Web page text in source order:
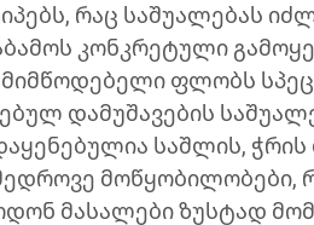
რაც საშუალებას
კონკრეტული
მიმწოდებელი ფლობს
დამუშავების
საშლის, ჭრის
მოწყობილობები,
მასალები ზუსტად